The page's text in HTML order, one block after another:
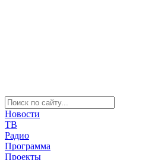
Новости
ТВ
Радио
Программа
Проекты